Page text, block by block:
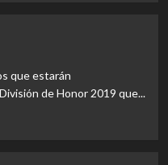
que estarán
de Honor 2019 que...